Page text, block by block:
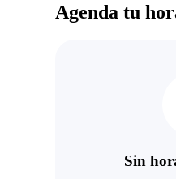
Agenda tu
Sin